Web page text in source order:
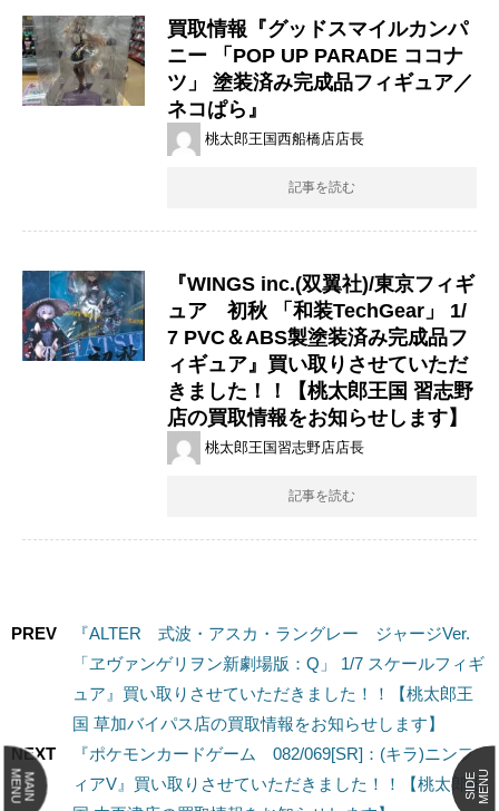
買取情報『グッドスマイルカンパ
ニー 「POP ​UP ​PARADE ​ココナ
ツ」 塗装済み完成品フィギュア／
ネコぱら』
桃太郎王国西船橋店店長
記事を読む
『WINGS ​inc.(双翼社)/東京フィギ
ュア 初秋 ​「和装TechGear」 ​1/
7 ​PVC＆ABS製塗装済み完成品フ
ィギュア』買い取りさせていただ
きました！！【桃太郎王国 習志野
店の買取情報をお知らせします】
桃太郎王国習志野店店長
記事を読む
PREV
『ALTER 式波・アスカ・ラングレー ジャージVer.
「ヱヴァンゲリヲン新劇場版：Q」 1/7 スケールフィギ
ュア』買い取りさせていただきました！！【桃太郎王
国 草加バイパス店の買取情報をお知らせします】
NEXT
『ポケモンカードゲーム 082/069[SR]：(キラ)ニンフ
ィアV』買い取りさせていただきました！！【桃太郎王
MAIN
MENU SIDEMENU